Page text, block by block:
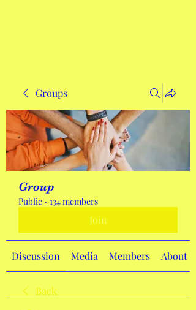
Groups
Group
Public · 134 members
Join
Discussion Media Members About
Back